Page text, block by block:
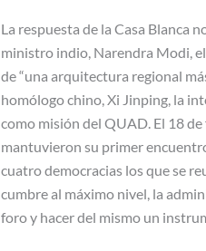
La respuesta de la Casa Blanca
ministro indio, Narendra Modi,
de “una arquitectura regional
homólogo chino, Xi Jinping, la
como misión del QUAD. El 18
mantuvieron su primer
cuatro democracias los que se
cumbre al máximo nivel, la
foro y hacer del mismo un